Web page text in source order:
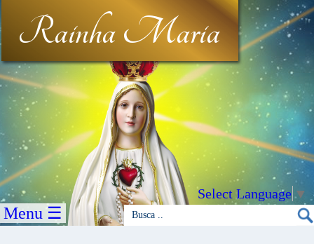
Rainha Maria
Select Language ▼
Menu ☰